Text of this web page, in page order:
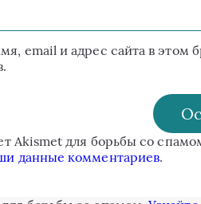
email и адрес сайта в этом
Akismet для борьбы со
данные комментариев.